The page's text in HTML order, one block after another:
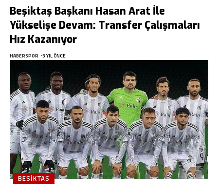
Beşiktaş Başkanı Hasan Arat İle
Yükselişe Devam: Transfer Çalışmaları
Hız Kazanıyor
HABERSPOR 3 YIL ÖNCE
BESIKTAS